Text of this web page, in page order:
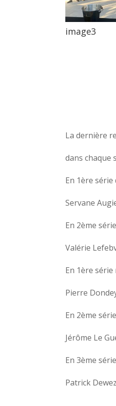
image3
La dernière
dans chaque
En 1ère
Servane
En 2ème
Valérie
En 1ère
Pierre
En 2ème
Jérôme Le
En 3ème
Patrick